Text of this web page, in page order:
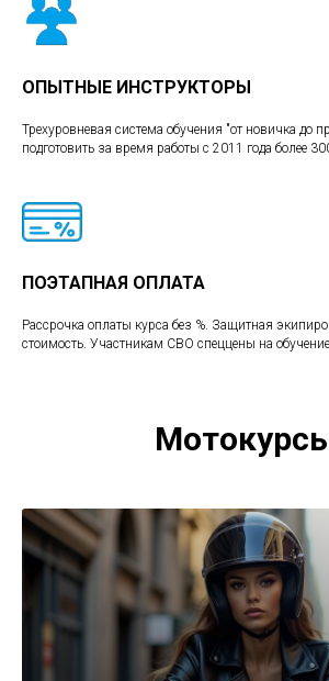
ОПЫТНЫЕ ИНСТРУКТОРЫ
Трехуровневая система обучения "от новичка до
подготовить за время работы с 2011 года более
ПОЭТАПНАЯ ОПЛАТА
Рассрочка оплаты курса без %. Защитная
стоимость. Участникам СВО спеццены на